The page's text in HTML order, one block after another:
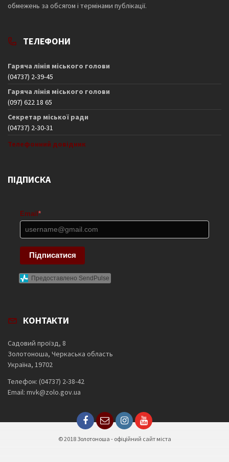
обмежень за обсягом і термінами публікації.
ТЕЛЕФОНИ
Гаряча лінія міського голови
(04737) 2-39-45
Гаряча лінія міського голови
(097) 622 18 65
Секретар міської ради
(04737) 2-30-31
Телефонний довідник
ПІДПИСКА
Email *
Підписатися
Предоставлено SendPulse
КОНТАКТИ
Садовий проїзд, 8
Золотоноша, Черкаська область
Україна, 19702
Телефон: (04737) 2-38-42
Email: mvk@zolo.gov.ua
© 2018 Золотоноша - офіційний сайт міста